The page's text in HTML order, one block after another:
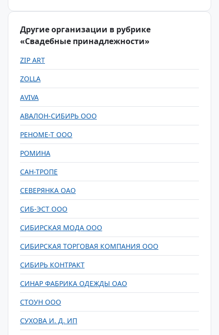
Другие организации в рубрике
«Свадебные принадлежности»
ZIP ART
ZOLLA
АVIVA
АВАЛОН-СИБИРЬ ООО
РЕНОМЕ-Т ООО
РОМИНА
САН-ТРОПЕ
СЕВЕРЯНКА ОАО
СИБ-ЭСТ ООО
СИБИРСКАЯ МОДА ООО
СИБИРСКАЯ ТОРГОВАЯ КОМПАНИЯ ООО
СИБИРЬ КОНТРАКТ
СИНАР ФАБРИКА ОДЕЖДЫ ОАО
СТОУН ООО
СУХОВА И. Д. ИП